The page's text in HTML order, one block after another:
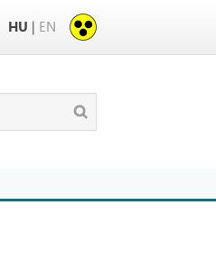
HU | EN